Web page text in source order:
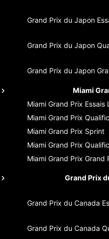
Grand Prix du Japon
Grand Prix du Japon
Grand Prix du Japon
Miami
Miami Grand Prix Essais
Miami Grand Prix
Miami Grand Prix Sprint
Miami Grand Prix
Miami Grand Prix Grand
Grand Prix
Grand Prix du Canada
Grand Prix du Canada